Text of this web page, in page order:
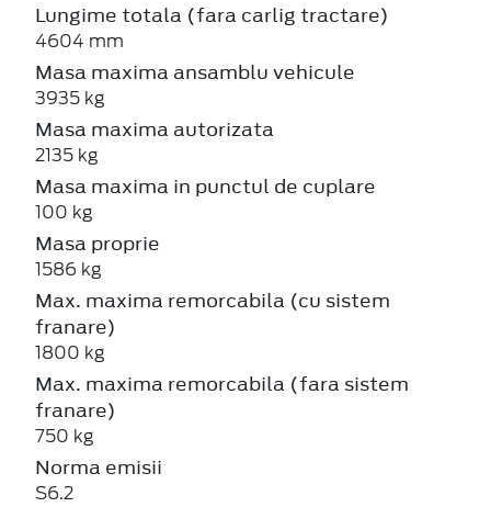
Lungime totala (fara carlig tractare)
4604 mm
Masa maxima ansamblu vehicule
3935 kg
Masa maxima autorizata
2135 kg
Masa maxima in punctul de cuplare
100 kg
Masa proprie
1586 kg
Max. maxima remorcabila (cu sistem
franare)
1800 kg
Max. maxima remorcabila (fara sistem
franare)
750 kg
Norma emisii
S6.2